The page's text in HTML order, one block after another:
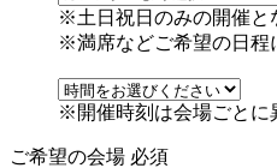
※土日祝日のみの開催と
※満席などご希望の日程
※開催時刻は会場ごとに
ご希望の会場 必須